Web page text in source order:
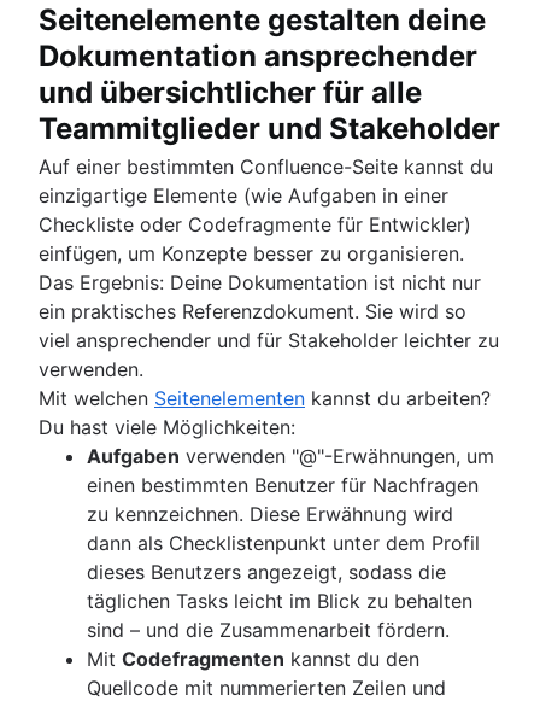
Seitenelemente gestalten deine
Dokumentation ansprechender
und übersichtlicher für alle
Teammitglieder und Stakeholder
Auf einer bestimmten Confluence-Seite kannst du
einzigartige Elemente (wie Aufgaben in einer
Checkliste oder Codefragmente für Entwickler)
einfügen, um Konzepte besser zu organisieren.
Das Ergebnis: Deine Dokumentation ist nicht nur
ein praktisches Referenzdokument. Sie wird so
viel ansprechender und für Stakeholder leichter zu
verwenden.
Mit welchen Seitenelementen kannst du arbeiten?
Du hast viele Möglichkeiten:
Aufgaben verwenden "@"-Erwähnungen, um
einen bestimmten Benutzer für Nachfragen
zu kennzeichnen. Diese Erwähnung wird
dann als Checklistenpunkt unter dem Profil
dieses Benutzers angezeigt, sodass die
täglichen Tasks leicht im Blick zu behalten
sind – und die Zusammenarbeit fördern.
Mit Codefragmenten kannst du den
Quellcode mit nummerierten Zeilen und